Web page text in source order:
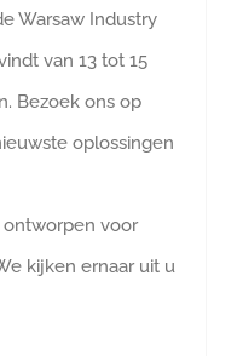
Warsaw Industry
van 13 tot 15
Bezoek ons op
oplossingen
voor
kijken ernaar uit u